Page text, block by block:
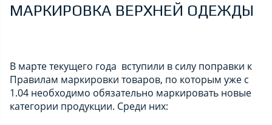
МАРКИРОВКА ВЕРХНЕЙ ОДЕЖДЫ
В марте текущего года вступили в силу поправки к
Правилам маркировки товаров, по которым уже с
1.04 необходимо обязательно маркировать новые
категории продукции. Среди них: